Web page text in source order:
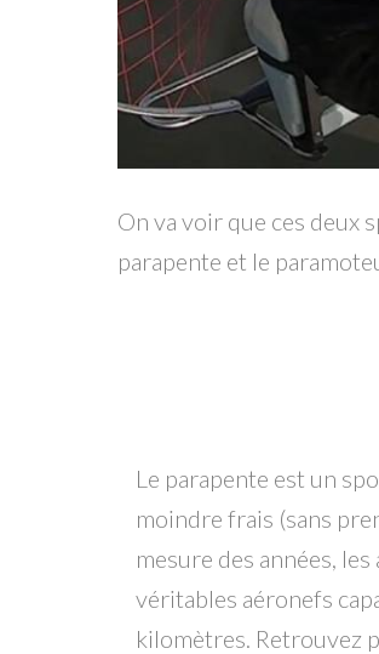
On va voir que ces deux
parapente et le
Le parapente est un
moindre frais (sans
mesure des années,
véritables aéronefs
kilomètres. Retrouvez